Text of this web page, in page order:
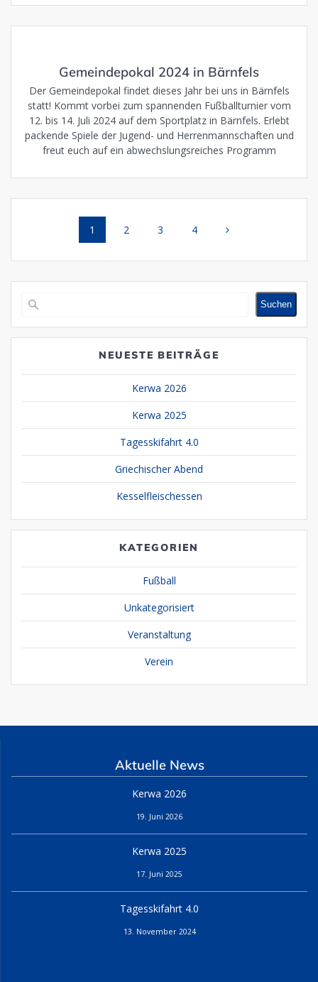
Gemeindepokal 2024 in Bärnfels
Der Gemeindepokal findet dieses Jahr bei uns in Bärnfels
statt! Kommt vorbei zum spannenden Fußballturnier vom
12. bis 14. Juli 2024 auf dem Sportplatz in Bärnfels. Erlebt
packende Spiele der Jugend- und Herrenmannschaften und
freut euch auf ein abwechslungsreiches Programm
navigation
Page
1 Page
2 Page
3 Page
4
Suchen
NEUESTE BEITRÄGE
Kerwa 2026
Kerwa 2025
Tagesskifahrt 4.0
Griechischer Abend
Kesselfleischessen
KATEGORIEN
Fußball
Unkategorisiert
Veranstaltung
Verein
Aktuelle News
Kerwa 2026
19. Juni 2026
Kerwa 2025
17. Juni 2025
Tagesskifahrt 4.0
13. November 2024